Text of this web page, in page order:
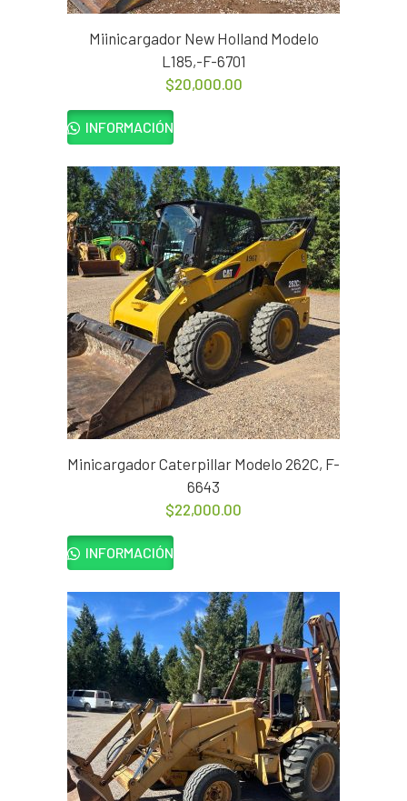
Miinicargador New Holland Modelo
L185,-F-6701
$20,000.00
INFORMACIÓN
Minicargador Caterpillar Modelo 262C, F-
6643
$22,000.00
INFORMACIÓN